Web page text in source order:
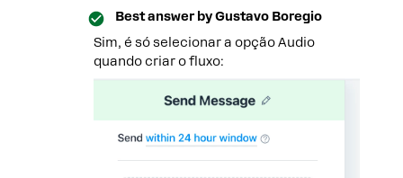
Best answer byGustavo Boregio
Sim, é só selecionar a opção Audio
quando criar o fluxo: